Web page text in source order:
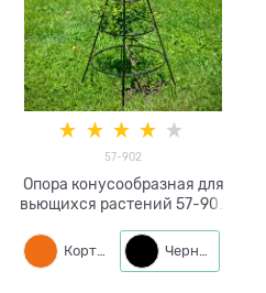
57-902
Опора конусообразная для
вьющихся растений 57-902
Кортен Черный